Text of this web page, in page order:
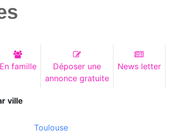
En famille
Déposer une
annonce gratuite
News letter
ville
Toulouse